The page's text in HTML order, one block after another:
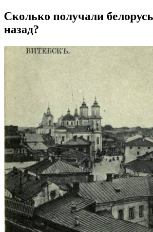
Сколько получали
назад?